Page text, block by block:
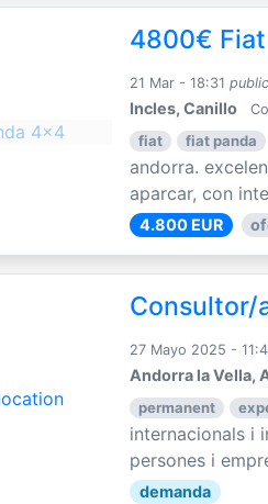
4800€
21 Mar - 18:31
Incles, Canillo
fiat fiat panda
andorra.
aparcar, con
4.800 EUR
Consultor/
27 Mayo 2025 -
Andorra la Vella,
permanent
internacionals i
persones i
demanda